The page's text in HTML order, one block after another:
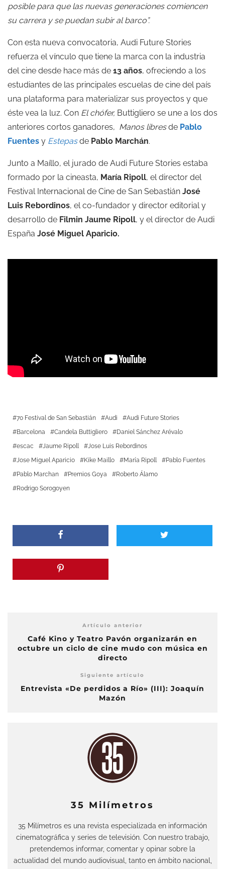
posible para que las nuevas generaciones comiencen
su carrera y se puedan subir al barco”.
Con esta nueva convocatoria, Audi Future Stories
refuerza el vínculo que tiene la marca con la industria
del cine desde hace más de 13 años, ofreciendo a los
estudiantes de las principales escuelas de cine del país
una plataforma para materializar sus proyectos y que
éste vea la luz. Con El chófer, Buttigliero se une a los dos
anteriores cortos ganadores, Manos libresde Pablo
Fuentes y Estepas de Pablo Marchán.
Junto a Maíllo, el jurado de Audi Future Stories estaba
formado por la cineasta, María Ripoll, el director del
Festival Internacional de Cine de San Sebastián José
Luis Rebordinos, el co-fundador y director editorial y
desarrollo de Filmin Jaume Ripoll, y el director de Audi
España José Miguel Aparicio.
70 Festival de San Sebastián Audi
Audi Future Stories
Barcelona
Candela Buttigliero
Daniel Sánchez Arévalo
escac
Jaume Ripoll
Jose Luis Rebordinos
Jose Miguel Aparicio
Kike Maillo María Ripoll
Pablo Fuentes
Pablo Marchan
Premios Goya
Roberto Álamo
Rodrigo Sorogoyen
Artículo anterior
Café Kino y Teatro Pavón organizarán en
octubre un ciclo de cine mudo con música en
directo
Siguiente artículo
Entrevista «De perdidos a Río» (III): Joaquín
Mazón
35 Milímetros
35 Milímetros es una revista especializada en información
cinematográfica y series de televisión. Con nuestro trabajo,
pretendemos informar, comentar y opinar sobre la
actualidad del mundo audiovisual, tanto en ámbito nacional,